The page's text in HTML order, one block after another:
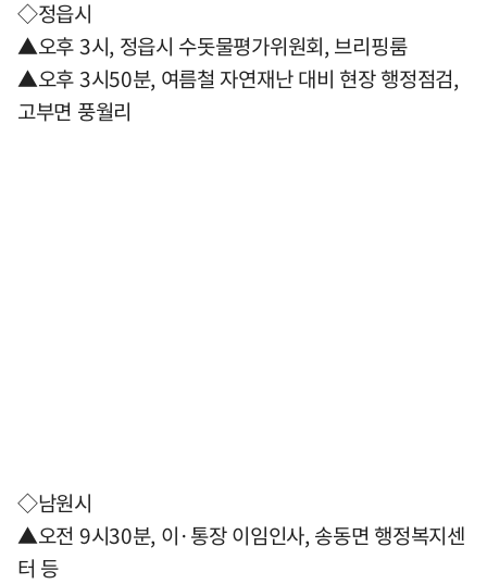
◇정읍시
▲오후 3시, 정읍시 수돗물평가위원회, 브리핑룸
▲오후 3시50분, 여름철 자연재난 대비 현장 행정점검,
고부면 풍월리
◇남원시
▲오전 9시30분, 이·통장 이임인사, 송동면 행정복지센
터 등